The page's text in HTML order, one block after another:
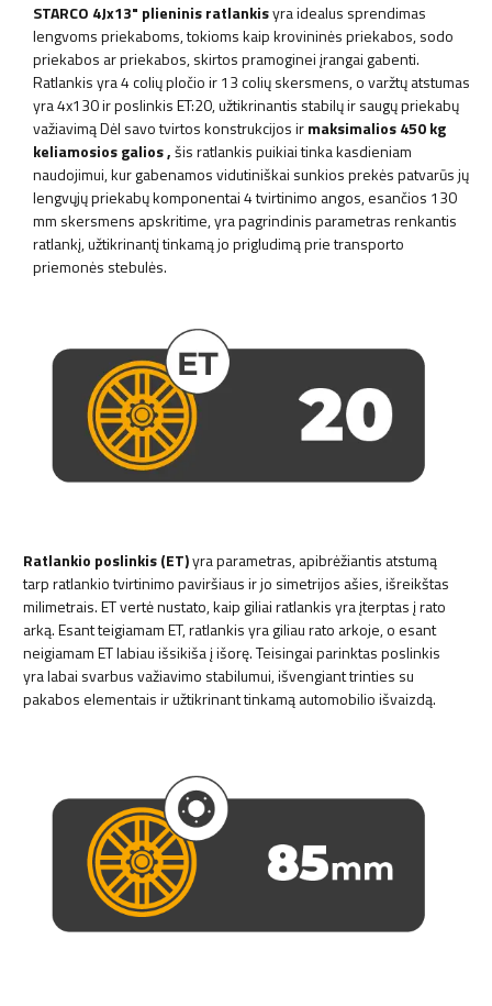
STARCO 4Jx13" plieninis ratlankisyra idealus sprendimas
lengvoms priekaboms, tokioms kaip krovininės priekabos, sodo
priekabos ar priekabos, skirtos pramoginei įrangai gabenti.
Ratlankis yra 4 colių pločio ir 13 colių skersmens, o varžtų atstumas
yra 4x130 ir poslinkis ET:20, užtikrinantis stabilų ir saugų priekabų
važiavimą Dėl savo tvirtos konstrukcijos irmaksimalios 450 kg
keliamosios galios,šis ratlankis puikiai tinka kasdieniam
naudojimui, kur gabenamos vidutiniškai sunkios prekės patvarūs jų
lengvųjų priekabų komponentai 4 tvirtinimo angos, esančios 130
mm skersmens apskritime, yra pagrindinis parametras renkantis
ratlankį, užtikrinantį tinkamą jo prigludimą prie transporto
priemonės stebulės.
Ratlankio poslinkis (ET)yra parametras, apibrėžiantis atstumą
tarp ratlankio tvirtinimo paviršiaus ir jo simetrijos ašies, išreikštas
milimetrais. ET vertė nustato, kaip giliai ratlankis yra įterptas į rato
arką. Esant teigiamam ET, ratlankis yra giliau rato arkoje, o esant
neigiamam ET labiau išsikiša į išorę. Teisingai parinktas poslinkis
yra labai svarbus važiavimo stabilumui, išvengiant trinties su
pakabos elementais ir užtikrinant tinkamą automobilio išvaizdą.